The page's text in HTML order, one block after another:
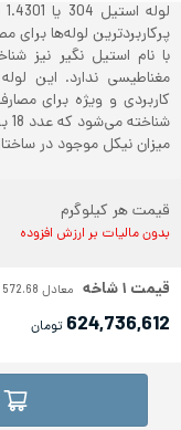
با نام استیل نگیر نیز
مغناطیسی ندارد. این
میزان نیکل موجود در ساختار آلیاژ
قیمت هر کیلوگرم
بدون مالیات بر ارزش افزوده
قیمت ۱شاخه معادل 572.68
624,736,612 تومان